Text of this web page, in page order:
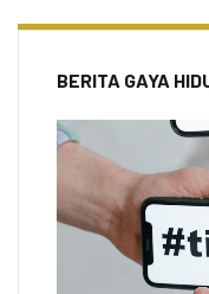
BERITA GAYA